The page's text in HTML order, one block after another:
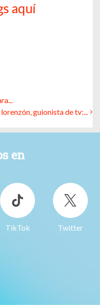
aquí
guionista de tv:...
en
TikTok Twitter